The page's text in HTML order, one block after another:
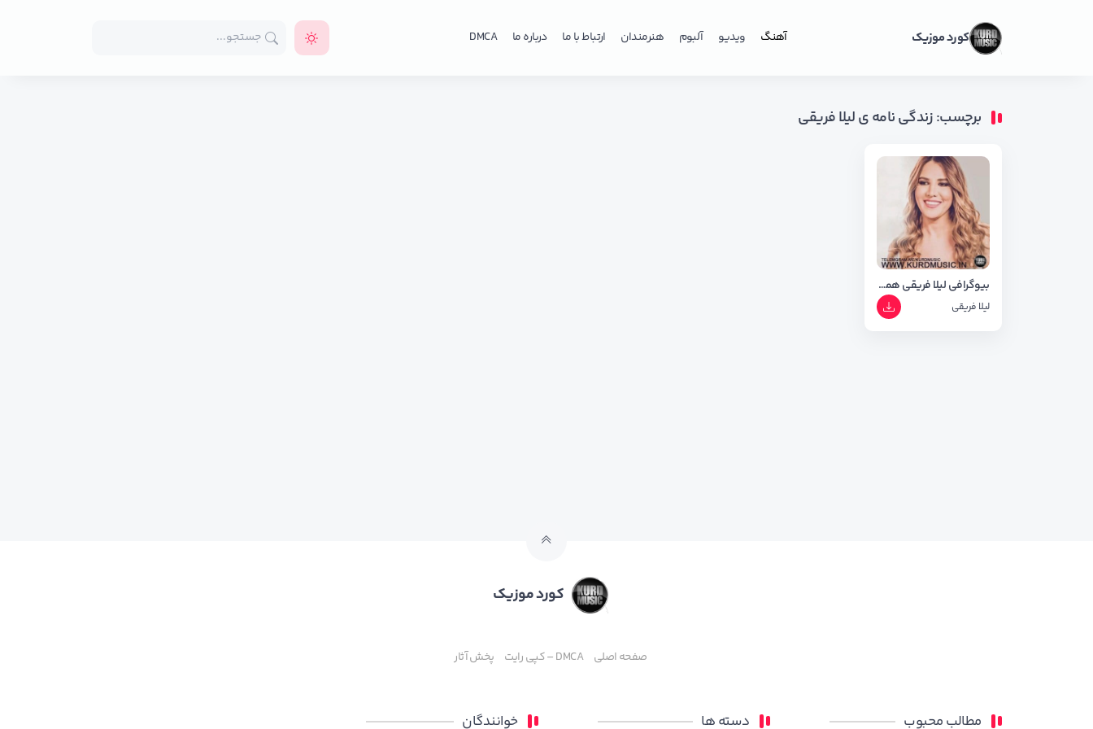
کورد موزیک آهنگ ویدیو آلبوم هنرمندان ارتباط با ما درباره ما DMCA
برچسب: زندگی نامه ی لیلا فریقی
بیوگرافی لیلا فریقی همراه با معرفی بهترین آلبوم ها
لیلا فریقی
کورد موزیک
صفحه اصلی DMCA – کپی رایت پخش آثار
مطالب محبوب دسته ها خوانندگان